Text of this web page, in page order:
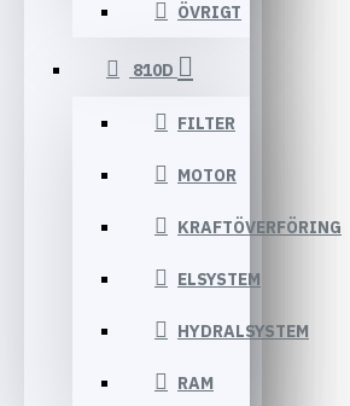
ÖVRIGT
810D
FILTER
MOTOR
KRAFTÖVERFÖRING
ELSYSTEM
HYDRALSYSTEM
RAM